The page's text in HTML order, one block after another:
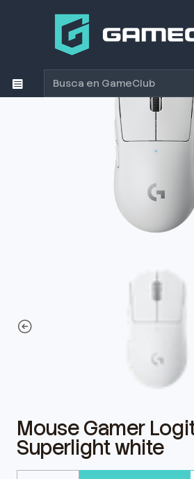
Productos
Mouse Gamer Logitech Pro X
Mouse Gamer
Superlight white